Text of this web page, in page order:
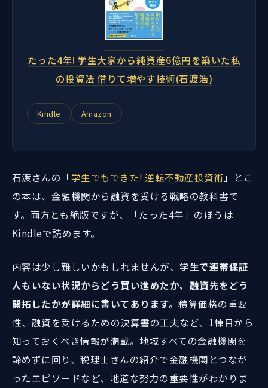
たった4年! 学生大家から純資産6億円を築いた私
の投資法 借りて増やす技術(石渡浩)
Kindle Amazon
石渡さんの「学生でもできた! 逆転不動産投資術 」とこ
の本は、金融機関から融資を受ける戦略の教科書で
す。両方とも絶版ですが、「たった4年」のほうは
Kindleで読めます。
内容は少し難しいかもしれませんが、 学生で連帯保証
人もいない状況からどう買い進めたか、融資先をどう
開拓したかが詳細に書いてあります。積算価格の重要
性、融資を受けるための決算書の工夫など、1棟目から
知っておくべき情報が満載。地域すべての金融機関を
諦めずに回り、税理士さんの紹介で金融機関とつなが
ったエピソードなど、地道な努力の重要性がわかりま